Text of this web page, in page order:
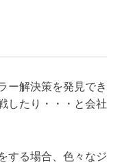
ー解決策を発見でき
したり・・・と会社
する場合、色々なジ